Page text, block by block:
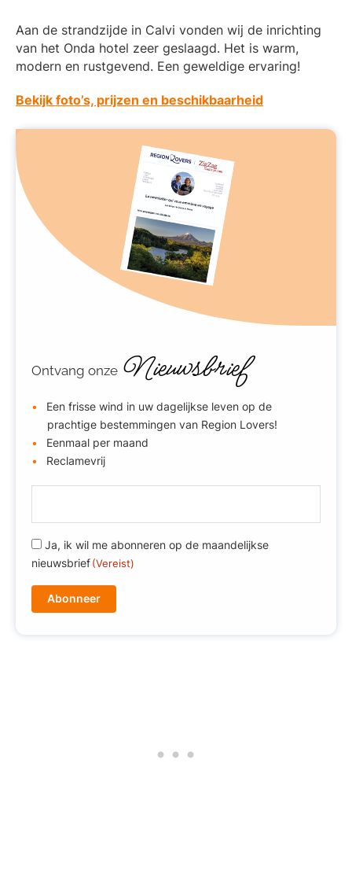
Aan de strandzijde in Calvi vonden wij de inrichting
van het Onda hotel zeer geslaagd. Het is warm,
modern en rustgevend. Een geweldige ervaring!
Bekijk foto’s, prijzen en beschikbaarheid
Ontvang onze Nieuwsbrief
Een frisse wind in uw dagelijkse leven op de
prachtige bestemmingen van Region Lovers!
Eenmaal per maand
Reclamevrij
a
i
l
R
G
(
Ja, ik wil me abonneren op de maandelijkse
nieuwsbrief(Vereist)